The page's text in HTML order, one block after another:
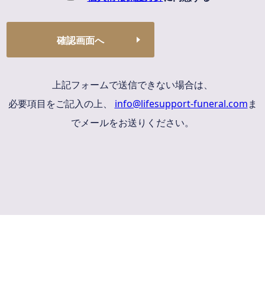
上記フォームで送信できない場合は、
必要項目をご記入の上、 info@lifesupport-funeral.comま
でメールをお送りください。